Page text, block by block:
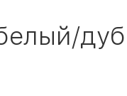
дуб